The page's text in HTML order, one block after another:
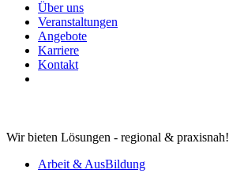
Über uns
Veranstaltungen
Angebote
Karriere
Kontakt
Wir bieten Lösungen - regional & praxisnah!
Arbeit & AusBildung